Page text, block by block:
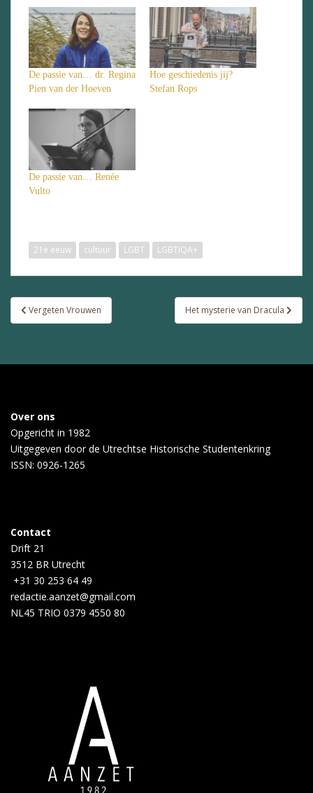
De passie van… dr. Regina
Pien van der Hoeven
Hoe geschiedenis jij?
Stefan Rops
De passie van… Renée
Vulto
21e eeuw cultuur LGBT LGBTIQA+
Bericht
navigatie
Vergeten Vrouwen Het mysterie van Dracula
Over ons
Opgericht in 1982
Uitgegeven door de Utrechtse Historische Studentenkring
ISSN: 0926-1265
Contact
Drift 21
3512 BR Utrecht
+31 30 253 64 49
redactie.aanzet@gmail.com
NL45 TRIO 0379 4550 80